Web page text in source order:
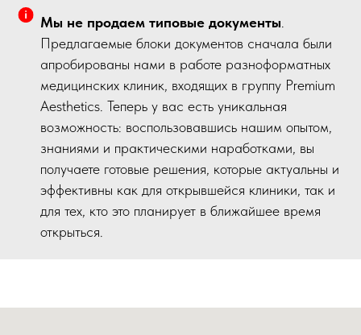
Мы не продаем типовые документы
Предлагаемые блоки документов сначала были
апробированы нами в работе разноформатных
медицинских клиник, входящих в группу Premium
Aesthetics. Теперь у вас есть уникальная
возможность: воспользовавшись нашим опытом,
знаниями и практическими наработками, вы
получаете готовые решения, которые актуальны и
эффективны как для открывшейся клиники, так и
для тех, кто это планирует в ближайшее время
открыться.